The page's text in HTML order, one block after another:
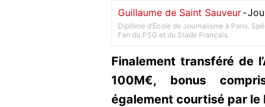
Guillaume de Saint Sauveur-
Diplômé d’Ecole de Journalisme à Paris.
Fan du PSG et du Stade Français.
Finalement transféré de
100M€, bonus
également courtisé par le